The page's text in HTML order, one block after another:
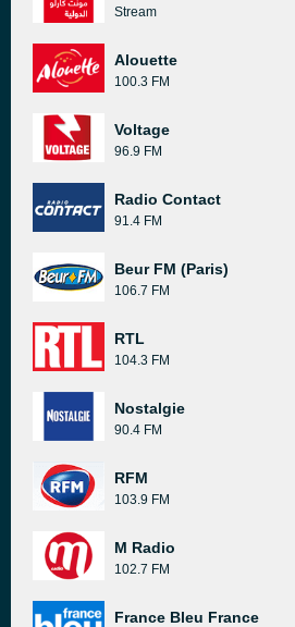
Stream
Alouette
100.3 FM
Voltage
96.9 FM
Radio Contact
91.4 FM
Beur FM (Paris)
106.7 FM
RTL
104.3 FM
Nostalgie
90.4 FM
RFM
103.9 FM
M Radio
102.7 FM
France Bleu France